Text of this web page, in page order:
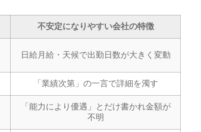
不安定になりやすい会社の特徴
日給月給・天候で出勤日数が大きく変動
「業績次第」の一言で詳細を濁す
「能力により優遇」とだけ書かれ金額が
不明